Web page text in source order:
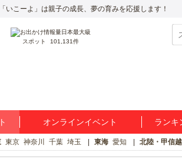
いこーよ」は親子の成長、夢の育みを応援します！
スポット 101,131件
オンラインイベント ランキ
東京 神奈川 千葉 埼玉 東海 愛知 北陸・甲信越